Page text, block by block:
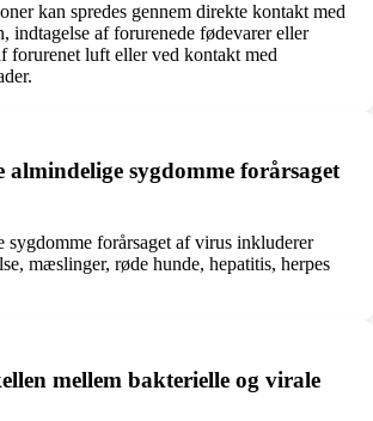
kan spredes gennem direkte kontakt med
indtagelse af forurenede fødevarer eller
forurenet luft eller ved kontakt med
almindelige sygdomme forårsaget
sygdomme forårsaget af virus inkluderer
mæslinger, røde hunde, hepatitis, herpes
mellem bakterielle og virale